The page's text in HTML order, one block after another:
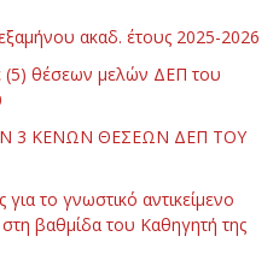
ακαδ. έτους 2025-2026
(5) θέσεων μελών ΔΕΠ του
3 ΚΕΝΩΝ ΘΕΣΕΩΝ ΔΕΠ ΤΟΥ
το γνωστικό αντικείμενο
βαθμίδα του Καθηγητή της